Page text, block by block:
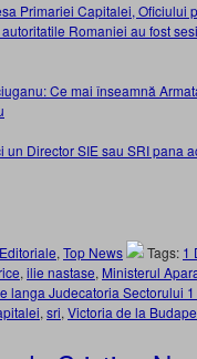
Primariei Capitalei, Oficiului
Romaniei au fost
Ce mai înseamnă
Director SIE sau SRI pana
Editoriale, Top News Tags: 1
, ilie nastase, Ministerul
langa Judecatoria Sectorului
, sri, Victoria de la